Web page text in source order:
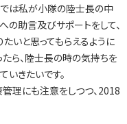
では私が小隊の陸士長の中
の助言及びサポートをして、
いと思ってもらえるように
たら、陸士長の時の気持ちを
いきたいです。
理にも注意をしつつ、2018